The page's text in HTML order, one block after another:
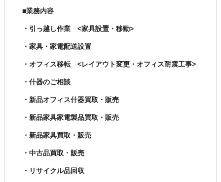
■業務内容
・引っ越し作業 <家具設置・移動>
・家具・家電配送設置
・オフィス移転 <レイアウト変更・オフィス耐震工事>
・什器のご相談
・新品オフィス什器買取・販売
・新品家具家電製品買取・販売
・新品家具買取・販売
・中古品買取・販売
・リサイクル品回収